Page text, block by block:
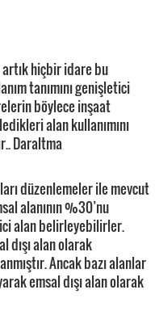
hiçbir idare bu
tanımını genişletici
böylece inşaat
alan kullanımını
Daraltma
düzenlemeler ile mevcut
alanının %30’nu
alan belirleyebilirler.
dışı alan olarak
Ancak bazı alanlar
emsal dışı alan olarak